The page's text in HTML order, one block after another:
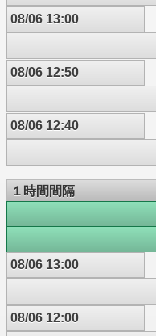
08/06 13:00
08/06 12:50
08/06 12:40
１時間間隔
08/06 13:00
08/06 12:00